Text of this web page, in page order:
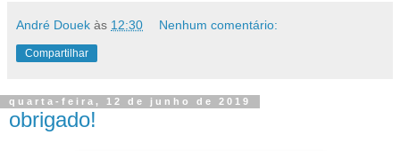
André Douek às 12:30 Nenhum comentário:
Compartilhar
quarta-feira, 12 de junho de 2019
obrigado!